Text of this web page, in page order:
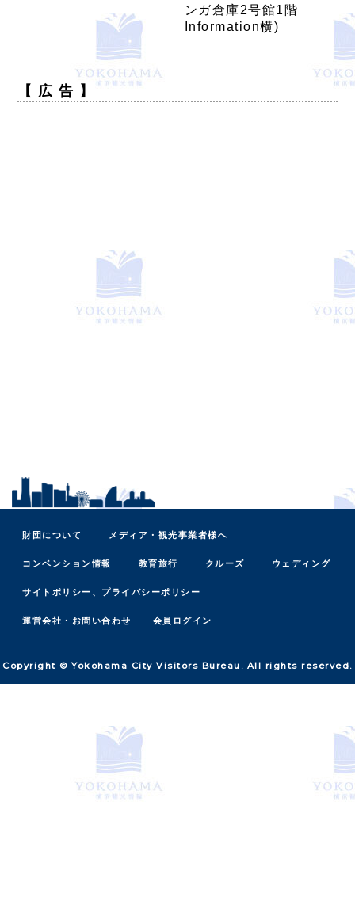
ンガ倉庫2号館1階
Information横)
【 広 告 】
財団について メディア・観光事業者様へ
コンベンション情報 教育旅行 クルーズ ウェディング
サイトポリシー、プライバシーポリシー
運営会社・お問い合わせ 会員ログイン
Copyright © Yokohama City Visitors Bureau. All rights reserved.